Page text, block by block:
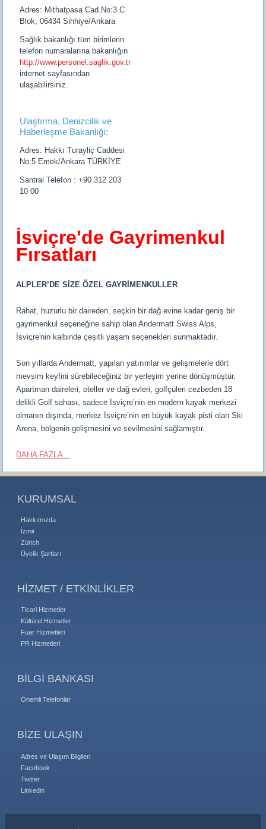
Adres: Mithatpasa Cad.No:3 C
Blok, 06434 Sihhiye/Ankara
Sağlık bakanlığı tüm birimlerin
telefon numaralarına bakanlığın
http://www.personel.saglik.gov.tr
internet sayfasından
ulaşabilirsiniz.
Ulaştırma, Denizcilik ve
Haberleşme Bakanlığı:
Adres: Hakkı Turayliç Caddesi
No:5 Emek/Ankara TÜRKİYE
Santral Telefon : +90 312 203
10 00
İsviçre'de Gayrimenkul
Fırsatları
ALPLER’DE SİZE ÖZEL GAYRİMENKULLER
Rahat, huzurlu bir daireden, seçkin bir dağ evine kadar geniş bir
gayrimenkul seçeneğine sahip olan Andermatt Swiss Alps,
İsviçre'nin kalbinde çeşitli yaşam seçenekleri sunmaktadır.
Son yıllarda Andermatt, yapılan yatırımlar ve gelişmelerle dört
mevsim keyfini sürebileceğiniz bir yerleşim yerine dönüşmüştür.
Apartman daireleri, oteller ve dağ evleri, golfçüleri cezbeden 18
delikli Golf sahası, sadece İsviçre’nin en modern kayak merkezi
olmanın dışında, merkez İsviçre’nin en büyük kayak pisti olan Ski
Arena, bölgenin gelişmesini ve sevilmesini sağlamıştır.
DAHA FAZLA ..
KURUMSAL
Hakkımızda
İzmir
Zürich
Üyelik Şartları
HİZMET / ETKİNLİKLER
Ticari Hizmetler
Kültürel Hizmetler
Fuar Hizmetleri
PR Hizmetleri
BİLGİ BANKASI
Önemli Telefonlar
BİZE ULAŞIN
Adres ve Ulaşım Bilgileri
Facebook
Twitter
Linkedin